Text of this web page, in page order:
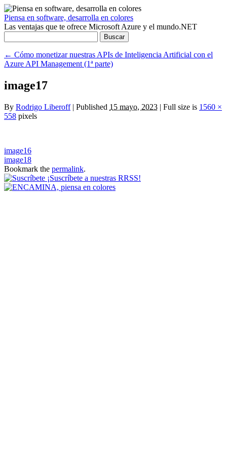
Piensa en software, desarrolla en colores
Las ventajas que te ofrece Microsoft Azure y el mundo.NET
← Cómo monetizar nuestras APIs de Inteligencia Artificial con el
Azure API Management (1ª parte)
image17
By Rodrigo Liberoff | Published 15 mayo, 2023 | Full size is 1560 ×
558 pixels
image16
image18
Bookmark the permalink.
¡Suscríbete a nuestras RRSS!